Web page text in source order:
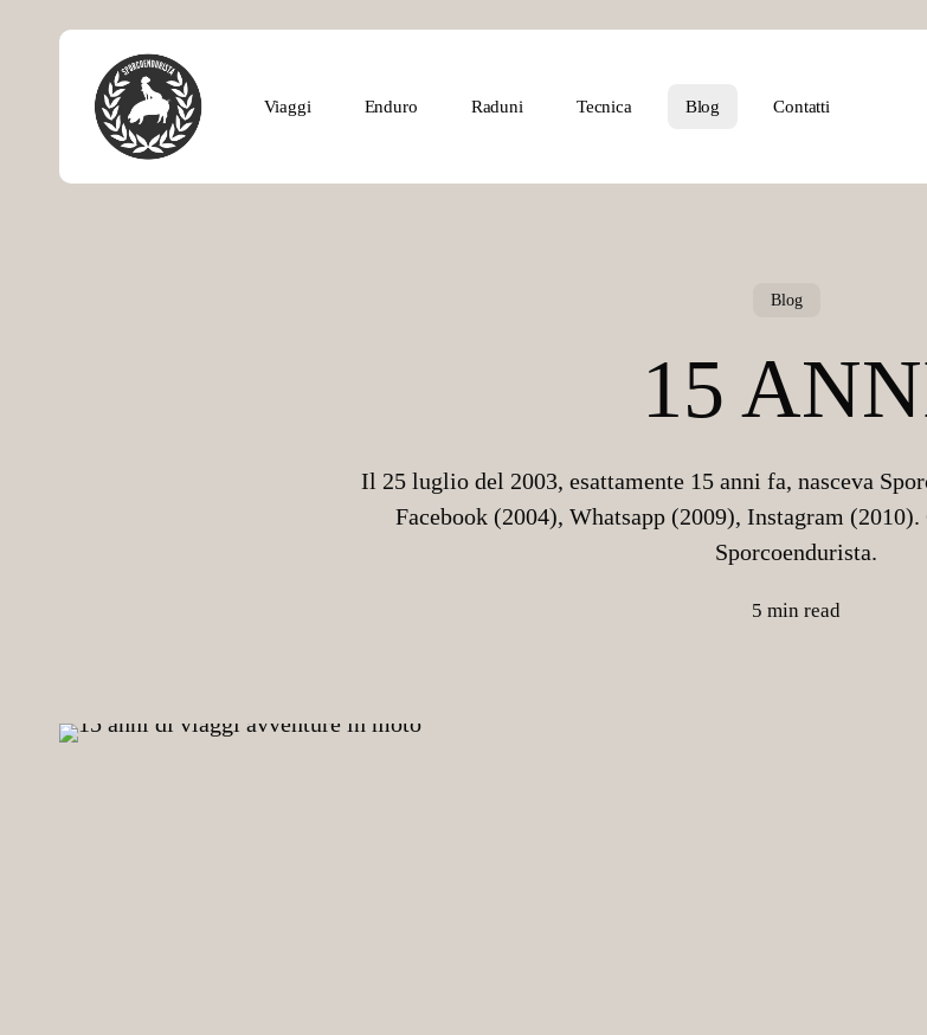
Viaggi Enduro Raduni Tecnica Blog Contatti
Blog
15
Il 25 luglio del 2003, esattamente 15 anni fa, nasceva
Facebook (2004), Whatsapp (2009), Instagram
Sporcoendurista.
5 min read